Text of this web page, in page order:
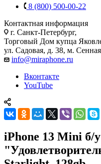
8 (800) 500-00-22
Контактная информация
г. Санкт-Петербург,
Торговый Дом купца
ул. Садовая, д. 38, м.
info@miraphone.ru
Вконтакте
YouTube
iPhone 13 Mini б/